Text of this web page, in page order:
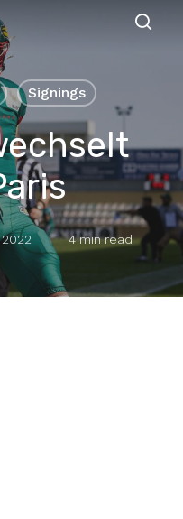
Signings
4 min read